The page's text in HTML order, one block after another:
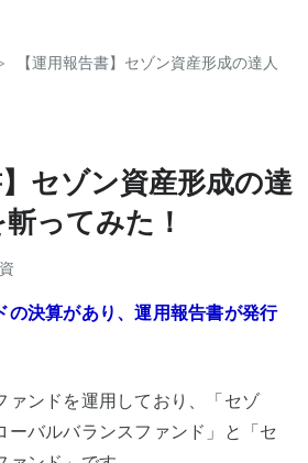
【運用報告書】セゾン資産形成の達人
】セゾン資産形成の達
ってみた！
の決算があり、運用報告書が発行
ァンドを運用しており、「セゾ
ーバルバランスファンド」と「セ